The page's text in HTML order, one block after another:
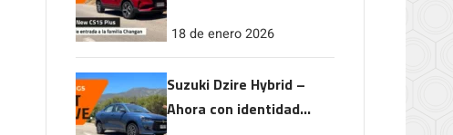
18 de enero 2026
Suzuki Dzire Hybrid –
Ahora con identidad